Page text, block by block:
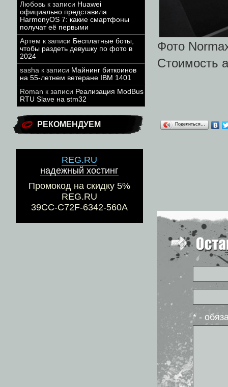
Любовь к записи Huawei
официально представила
HarmonyOS 7: какие смартфоны
получат её первыми
Артем к записи Бесплатные боты,
чтобы раздеть девушку по фото в
2024
sasha к записи Майнинг биткоинов
на 55-летнем ветеране IBM 1401
Roman к записи Реализация ModBus
RTU Slave на stm32
РЕКОМЕНДУЕМ
REG.RU
надежный хостинг
Промокод на скидку 5%
REG.RU
39CC-C72F-6342-560A
Фото
Стоимость
Поделиться…
* -